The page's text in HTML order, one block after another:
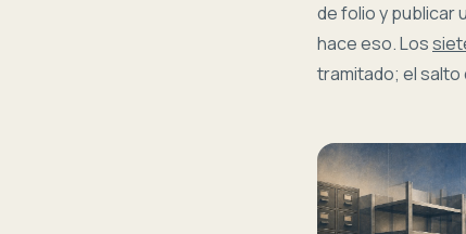
de folio y publicar
hace eso. Los
tramitado; el salto